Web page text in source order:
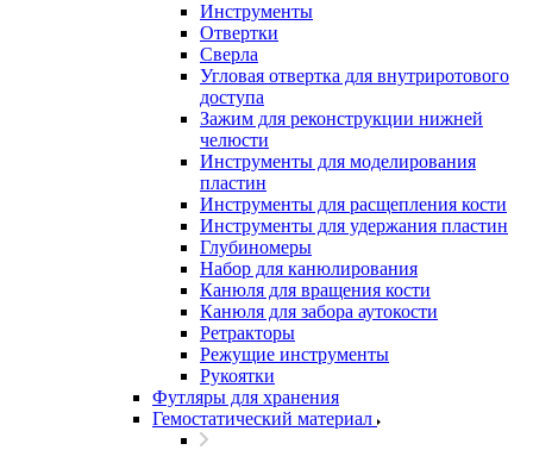
Инструменты
Отвертки
Сверла
Угловая отвертка для внутриротового
доступа
Зажим для реконструкции нижней
челюсти
Инструменты для моделирования
пластин
Инструменты для расщепления кости
Инструменты для удержания пластин
Глубиномеры
Набор для канюлирования
Канюля для вращения кости
Канюля для забора аутокости
Ретракторы
Режущие инструменты
Рукоятки
Футляры для хранения
Гемостатический материал